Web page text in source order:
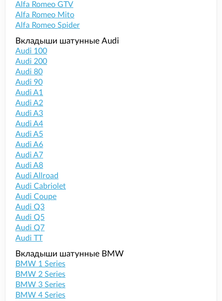
Alfa Romeo GTV
Alfa Romeo Mito
Alfa Romeo Spider
Вкладыши шатунные Audi
Audi 100
Audi 200
Audi 80
Audi 90
Audi A1
Audi A2
Audi A3
Audi A4
Audi A5
Audi A6
Audi A7
Audi A8
Audi Allroad
Audi Cabriolet
Audi Coupe
Audi Q3
Audi Q5
Audi Q7
Audi TT
Вкладыши шатунные BMW
BMW 1 Series
BMW 2 Series
BMW 3 Series
BMW 4 Series